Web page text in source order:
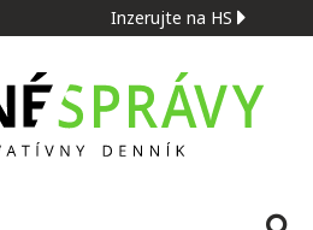
Inzerujte na HS